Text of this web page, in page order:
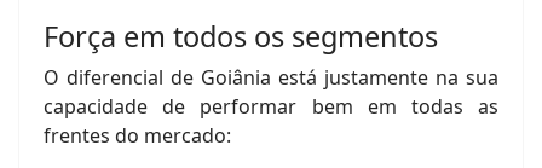
Força em todos os segmentos
O diferencial de Goiânia está justamente na sua
capacidade de performar bem em todas as
frentes do mercado: